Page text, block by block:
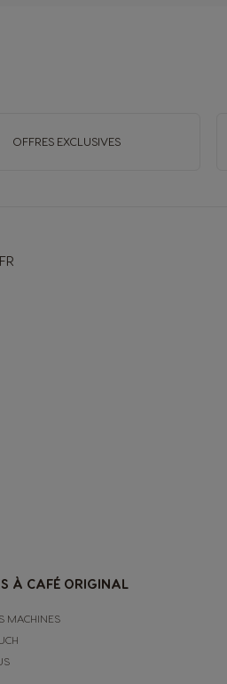
OFFRES EXCLUSIVES
À CAFÉ ORIGINAL
MACHINES